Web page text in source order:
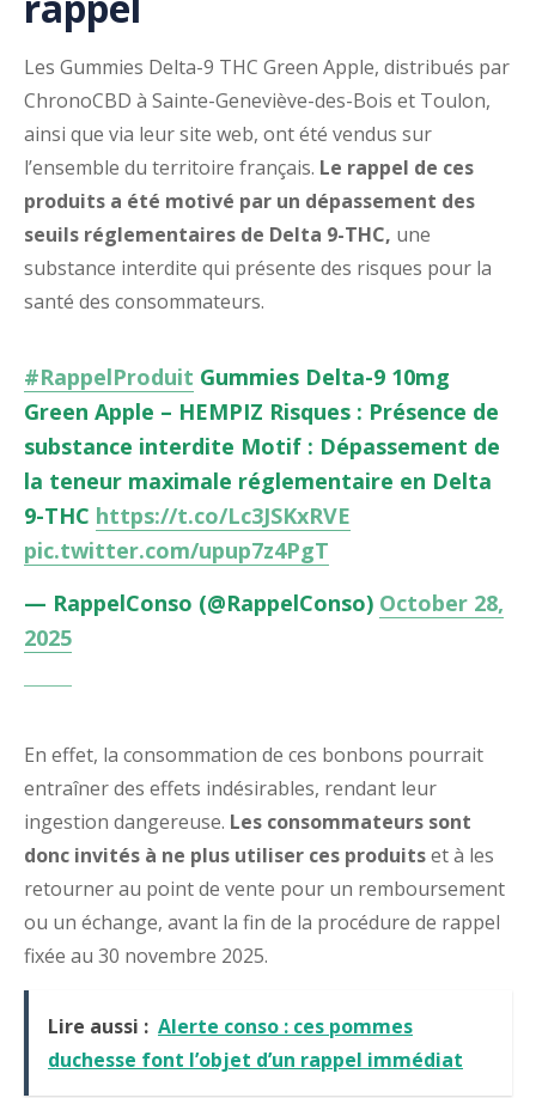
Les Gummies Delta-9 THC Green Apple, distribués par
ChronoCBD à Sainte-Geneviève-des-Bois et Toulon,
ainsi que via leur site web, ont été vendus sur
l’ensemble du territoire français. Le rappel de ces
produits a été motivé par un dépassement des
seuils réglementaires de Delta 9-THC, une
substance interdite qui présente des risques pour la
santé des consommateurs.
#RappelProduit Gummies Delta-9 10mg
Green Apple – HEMPIZ Risques : Présence de
substance interdite Motif : Dépassement de
la teneur maximale réglementaire en Delta
9-THC https://t.co/Lc3JSKxRVE
pic.twitter.com/upup7z4PgT
— RappelConso (@RappelConso) October 28,
2025
En effet, la consommation de ces bonbons pourrait
entraîner des effets indésirables, rendant leur
ingestion dangereuse. Les consommateurs sont
donc invités à ne plus utiliser ces produitset à les
retourner au point de vente pour un remboursement
ou un échange, avant la fin de la procédure de rappel
fixée au 30 novembre 2025.
Lire aussi : Alerte conso : ces pommes
duchesse font l’objet d’un rappel immédiat